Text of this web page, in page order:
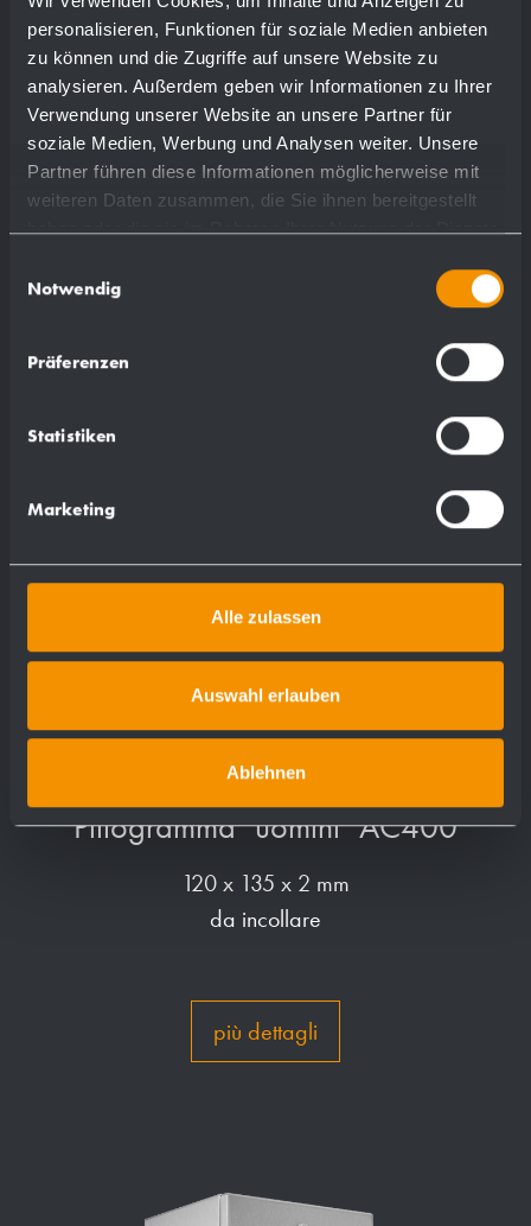
personalisieren, Funktionen für soziale Medien anbieten
zu können und die Zugriffe auf unsere Website zu
analysieren. Außerdem geben wir Informationen zu Ihrer
Verwendung unserer Website an unsere Partner für
soziale Medien, Werbung und Analysen weiter. Unsere
Partner führen diese Informationen möglicherweise mit
weiteren Daten zusammen, die Sie ihnen bereitgestellt
haben oder die sie im Rahmen Ihrer Nutzung der Dienste
Notwendig
Präferenzen
Statistiken
Marketing
Alle zulassen
Auswahl erlauben
Ablehnen
97 x 391 x 129 mm
più dettagli
Pittogramma "uomini" AC400
120 x 135 x 2 mm
da incollare
più dettagli